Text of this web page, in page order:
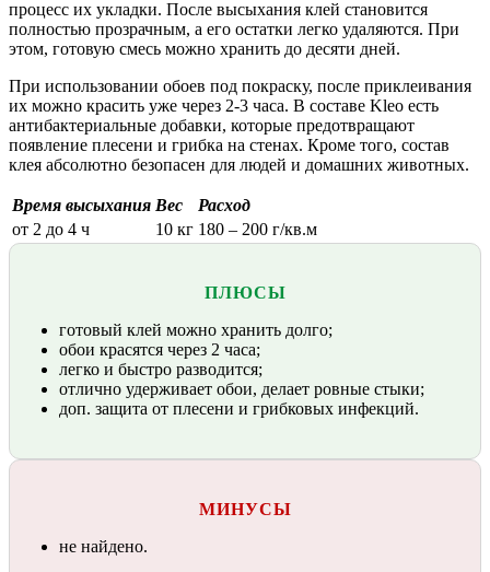
процесс их укладки. После высыхания клей становится
полностью прозрачным, а его остатки легко удаляются. При
этом, готовую смесь можно хранить до десяти дней.
При использовании обоев под покраску, после приклеивания
их можно красить уже через 2-3 часа. В составе Kleo есть
антибактериальные добавки, которые предотвращают
появление плесени и грибка на стенах. Кроме того, состав
клея абсолютно безопасен для людей и домашних животных.
Время высыхания Вес
Расход
от 2 до 4 ч
10 кг 180 – 200 г/кв.м
ПЛЮСЫ
готовый клей можно хранить долго;
обои красятся через 2 часа;
легко и быстро разводится;
отлично удерживает обои, делает ровные стыки;
доп. защита от плесени и грибковых инфекций.
МИНУСЫ
не найдено.